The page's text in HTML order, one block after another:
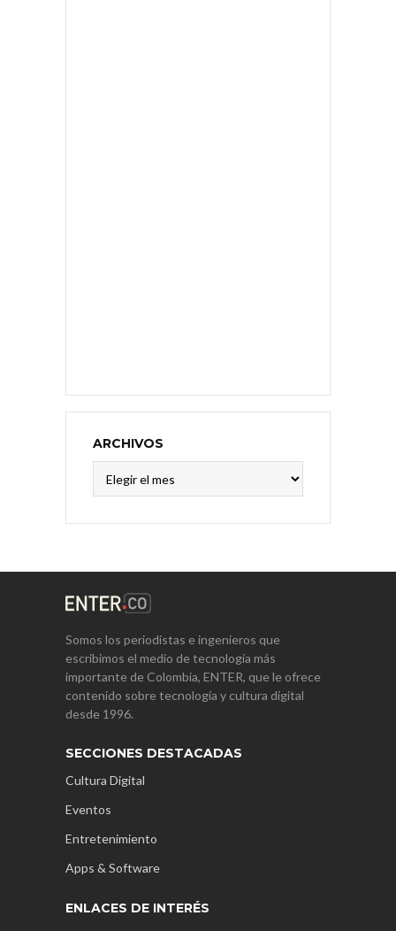
ARCHIVOS
Somos los periodistas e ingenieros que
escribimos el medio de tecnología más
importante de Colombia, ENTER, que le ofrece
contenido sobre tecnología y cultura digital
desde 1996.
SECCIONES DESTACADAS
Cultura Digital
Eventos
Entretenimiento
Apps & Software
ENLACES DE INTERÉS